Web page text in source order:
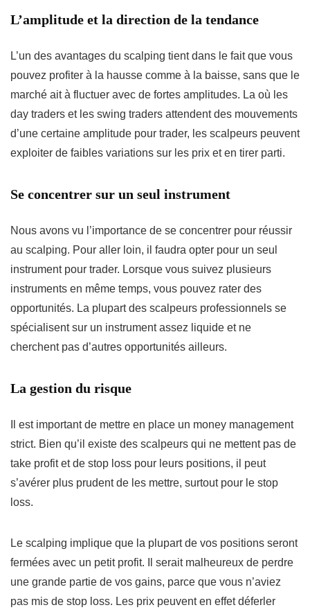
L’amplitude et la direction de la tendance
L’un des avantages du scalping tient dans le fait que vous
pouvez profiter à la hausse comme à la baisse, sans que le
marché ait à fluctuer avec de fortes amplitudes. La où les
day traders et les swing traders attendent des mouvements
d’une certaine amplitude pour trader, les scalpeurs peuvent
exploiter de faibles variations sur les prix et en tirer parti.
Se concentrer sur un seul instrument
Nous avons vu l’importance de se concentrer pour réussir
au scalping. Pour aller loin, il faudra opter pour un seul
instrument pour trader. Lorsque vous suivez plusieurs
instruments en même temps, vous pouvez rater des
opportunités. La plupart des scalpeurs professionnels se
spécialisent sur un instrument assez liquide et ne
cherchent pas d’autres opportunités ailleurs.
La gestion du risque
Il est important de mettre en place un money management
strict. Bien qu’il existe des scalpeurs qui ne mettent pas de
take profit et de stop loss pour leurs positions, il peut
s’avérer plus prudent de les mettre, surtout pour le stop
loss.
Le scalping implique que la plupart de vos positions seront
fermées avec un petit profit. Il serait malheureux de perdre
une grande partie de vos gains, parce que vous n’aviez
pas mis de stop loss. Les prix peuvent en effet déferler